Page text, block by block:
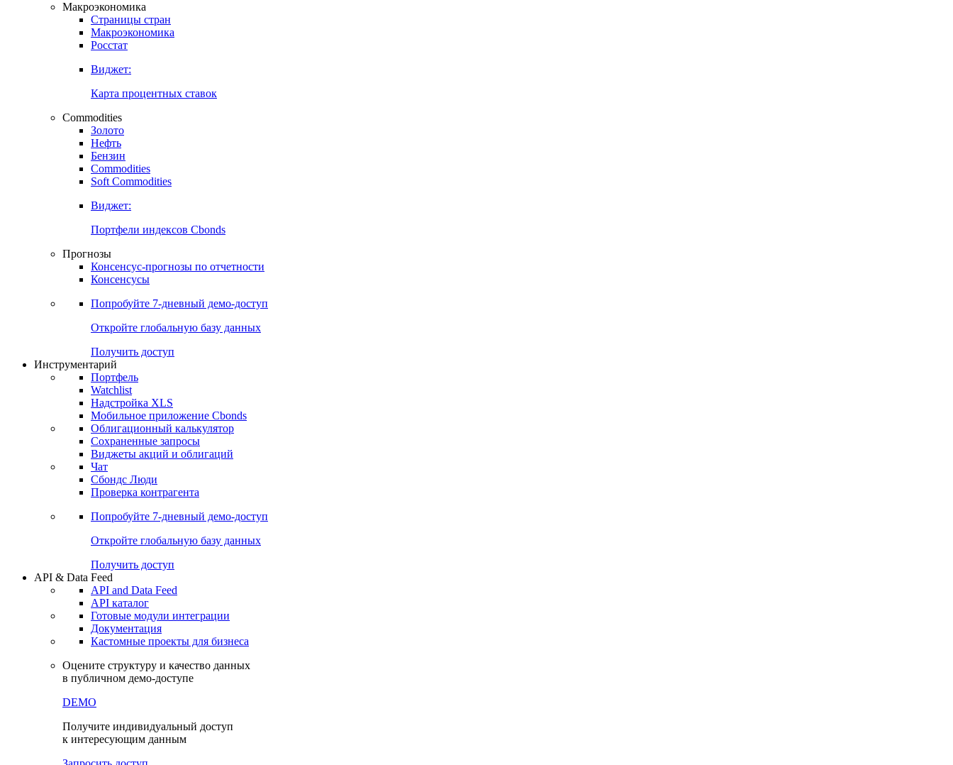
Макроэкономика
Страницы стран
Макроэкономика
Росстат
Виджет:
Карта процентных ставок
Commodities
Золото
Нефть
Бензин
Commodities
Soft Commodities
Виджет:
Портфели индексов Cbonds
Прогнозы
Консенсус-прогнозы по отчетности
Консенсусы
Попробуйте 7-дневный демо-доступ
Откройте глобальную базу данных
Получить доступ
Инструментарий
Портфель
Watchlist
Надстройка XLS
Мобильное приложение Cbonds
Облигационный калькулятор
Сохраненные запросы
Виджеты акций и облигаций
Чат
Сбондс Люди
Проверка контрагента
Попробуйте 7-дневный демо-доступ
Откройте глобальную базу данных
Получить доступ
API & Data Feed
API and Data Feed
API каталог
Готовые модули интеграции
Документация
Кастомные проекты для бизнеса
Оцените структуру и качество данных
в публичном демо-доступе
DEMO
Получите индивидуальный доступ
к интересующим данным